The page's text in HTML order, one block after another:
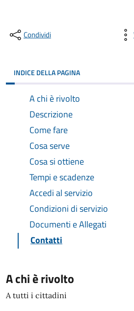
Condividi
INDICE DELLA PAGINA
A chi è rivolto
Descrizione
Come fare
Cosa serve
Cosa si ottiene
Tempi e scadenze
Accedi al servizio
Condizioni di servizio
Documenti e Allegati
Contatti
A chi è rivolto
A tutti i cittadini